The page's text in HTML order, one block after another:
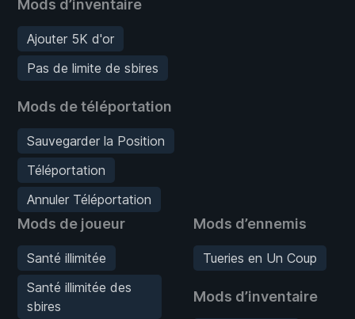
Mods d’inventaire
Ajouter 5K d'or
Pas de limite de sbires
Mods de téléportation
Sauvegarder la Position
Téléportation
Annuler Téléportation
Mods de joueur
Santé illimitée
Santé illimitée des
sbires
Mods d’ennemis
Tueries en Un Coup
Mods d’inventaire